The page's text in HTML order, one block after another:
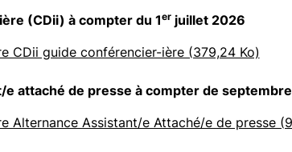
(CDii) à compter du 1er juillet 2026
CDii guide conférencier-ière (379,24 Ko)
attaché de presse à compter de
Alternance Assistant/e Attaché/e de presse